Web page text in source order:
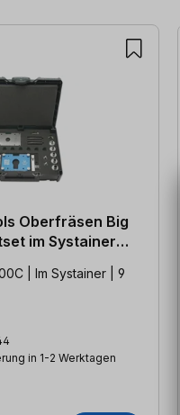
Oberfräsen Big
im Systainer
| Im Systainer | 9
in 1-2 Werktagen